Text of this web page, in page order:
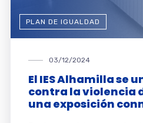
PLAN DE IGUALDAD
03/12/2024
El IES Alhamilla se
contra la violencia
una exposición